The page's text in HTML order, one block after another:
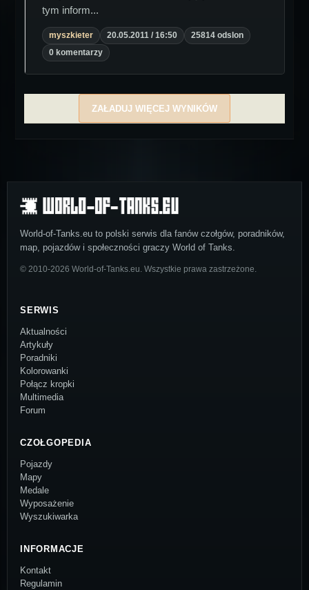
tym inform...
myszkieter 20.05.2011 / 16:50
25814 odslon
0 komentarzy
ZAŁADUJ WIĘCEJ WYNIKÓW
World-of-Tanks.eu to polski serwis dla fanów czołgów, poradników,
map, pojazdów i społeczności graczy World of Tanks.
© 2010-2026 World-of-Tanks.eu. Wszystkie prawa zastrzeżone.
SERWIS
Aktualności
Artykuły
Poradniki
Kolorowanki
Połącz kropki
Multimedia
Forum
CZOŁGOPEDIA
Pojazdy
Mapy
Medale
Wyposażenie
Wyszukiwarka
INFORMACJE
Kontakt
Regulamin